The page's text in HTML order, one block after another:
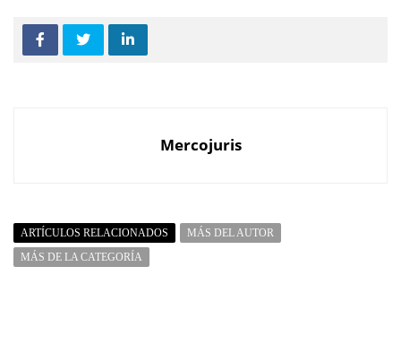
Mercojuris
ARTÍCULOS RELACIONADOS
MÁS DEL AUTOR
MÁS DE LA CATEGORÍA